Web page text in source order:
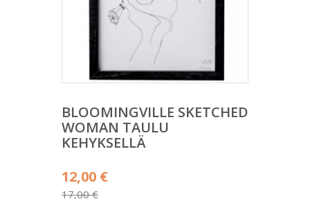
BLOOMINGVILLE SKETCHED
WOMAN TAULU
KEHYKSELLÄ
17,00€
Alkuperäinen
hinta
12,00 €